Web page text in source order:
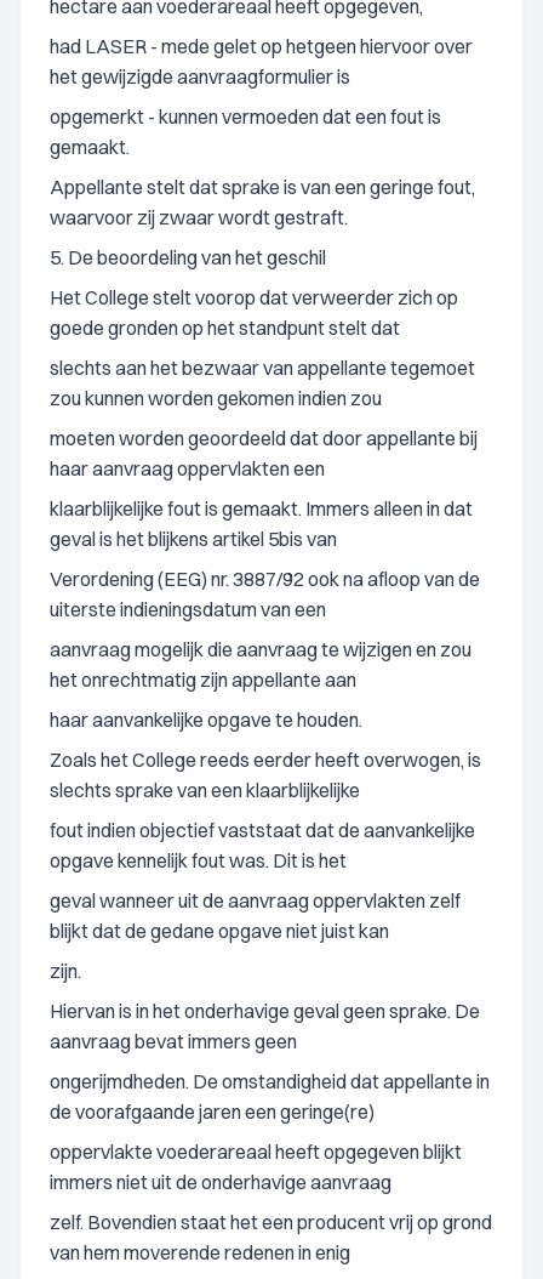
hectare aan voederareaal heeft opgegeven,
had LASER - mede gelet op hetgeen hiervoor over
het gewijzigde aanvraagformulier is
opgemerkt - kunnen vermoeden dat een fout is
gemaakt.
Appellante stelt dat sprake is van een geringe fout,
waarvoor zij zwaar wordt gestraft.
5. De beoordeling van het geschil
Het College stelt voorop dat verweerder zich op
goede gronden op het standpunt stelt dat
slechts aan het bezwaar van appellante tegemoet
zou kunnen worden gekomen indien zou
moeten worden geoordeeld dat door appellante bij
haar aanvraag oppervlakten een
klaarblijkelijke fout is gemaakt. Immers alleen in dat
geval is het blijkens artikel 5bis van
Verordening (EEG) nr. 3887/92 ook na afloop van de
uiterste indieningsdatum van een
aanvraag mogelijk die aanvraag te wijzigen en zou
het onrechtmatig zijn appellante aan
haar aanvankelijke opgave te houden.
Zoals het College reeds eerder heeft overwogen, is
slechts sprake van een klaarblijkelijke
fout indien objectief vaststaat dat de aanvankelijke
opgave kennelijk fout was. Dit is het
geval wanneer uit de aanvraag oppervlakten zelf
blijkt dat de gedane opgave niet juist kan
zijn.
Hiervan is in het onderhavige geval geen sprake. De
aanvraag bevat immers geen
ongerijmdheden. De omstandigheid dat appellante in
de voorafgaande jaren een geringe(re)
oppervlakte voederareaal heeft opgegeven blijkt
immers niet uit de onderhavige aanvraag
zelf. Bovendien staat het een producent vrij op grond
van hem moverende redenen in enig